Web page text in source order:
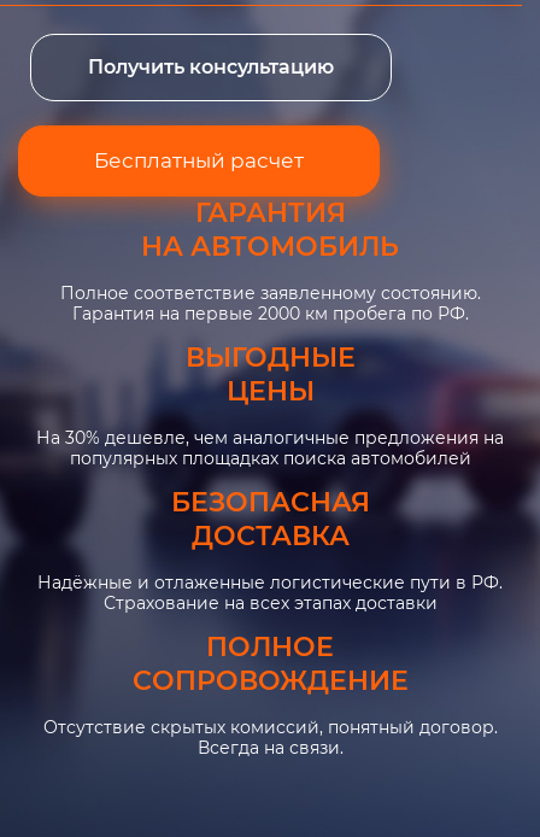
Получить консультацию
Бесплатный расчет
ГАРАНТИЯ
НА АВТОМОБИЛЬ
Полное соответствие заявленному состоянию.
Гарантия на первые 2000 км пробега по РФ.
ВЫГОДНЫЕ
ЦЕНЫ
На 30% дешевле, чем аналогичные предложения на
популярных площадках поиска автомобилей
БЕЗОПАСНАЯ
ДОСТАВКА
Надёжные и отлаженные логистические пути в РФ.
Страхование на всех этапах доставки
ПОЛНОЕ
СОПРОВОЖДЕНИЕ
Отсутствие скрытых комиссий, понятный договор.
Всегда на связи.